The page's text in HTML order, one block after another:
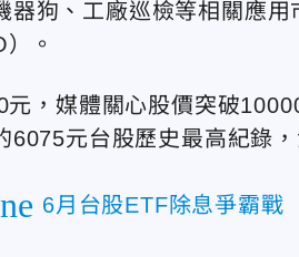
器狗、工廠巡檢等相關應
。
，媒體關心股價突破
6075元台股歷史最高紀錄
6月台股ETF除息爭霸